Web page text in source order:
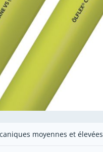
moyennes et élevées